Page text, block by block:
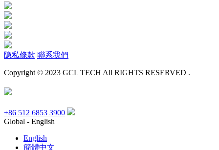
隐私條款 聯系我們
Copyright © 2023 GCL TECH All RIGHTS RESERVED .
+86 512 6853 3900
Global - English
English
簡體中文